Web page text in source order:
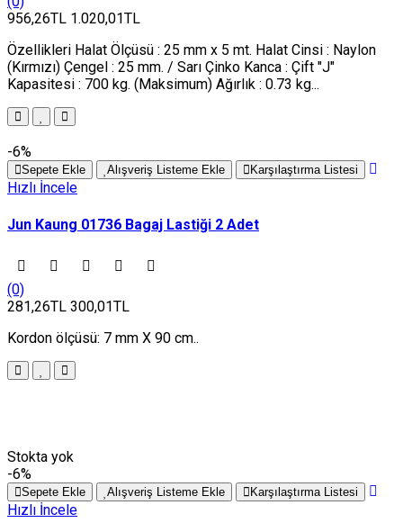
956,26TL 1.020,01TL
Özellikleri Halat Ölçüsü : 25 mm x 5 mt. Halat Cinsi : Naylon
(Kırmızı) Çengel : 25 mm. / Sarı Çinko Kanca : Çift "J"
Kapasitesi : 700 kg. (Maksimum) Ağırlık : 0.73 kg...
-6%
Sepete Ekle Alışveriş Listeme Ekle Karşılaştırma Listesi
Hızlı İncele
Jun Kaung 01736 Bagaj Lastiği 2 Adet
(0)
281,26TL 300,01TL
Kordon ölçüsü: 7 mm X 90 cm..
Stokta yok
-6%
Sepete Ekle Alışveriş Listeme Ekle Karşılaştırma Listesi
Hızlı İncele